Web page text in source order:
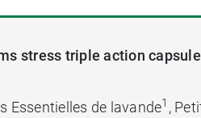
stress triple action
Essentielles de lavande1 ,